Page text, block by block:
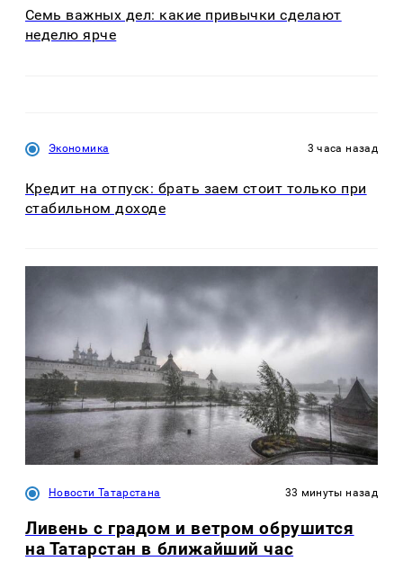
Семь важных дел: какие привычки сделают
неделю ярче
Экономика 3 часа назад
Кредит на отпуск: брать заем стоит только при
стабильном доходе
Новости Татарстана 33 минуты назад
Ливень с градом и ветром обрушится
на Татарстан в ближайший час